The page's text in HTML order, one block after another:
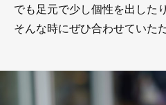
でも足元で少し個性を出した
そんな時にぜひ合わせていた